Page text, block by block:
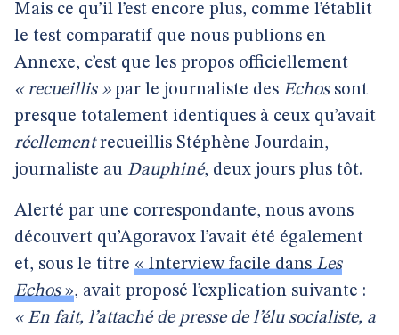
Mais ce qu’il l’est encore plus, comme l’établit
le test comparatif que nous publions en
Annexe, c’est que les propos officiellement
« recueillis »par le journaliste des Echossont
presque totalement identiques à ceux qu’avait
réellementrecueillis Stéphène Jourdain,
journaliste au Dauphiné, deux jours plus tôt.
Alerté par une correspondante, nous avons
découvert qu’Agoravox l’avait été également
et, sous le titre « Interview facile dansLes
Echos», avait proposé l’explication suivante :
« En fait, l’attaché de presse de l’élu socialiste, a